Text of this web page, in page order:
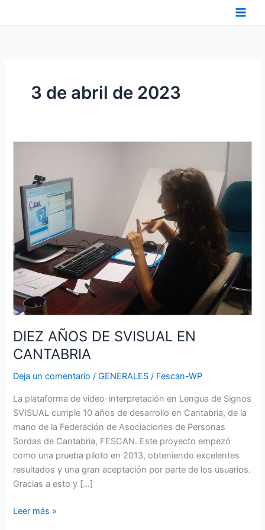
3 de abril de 2023
DIEZ AÑOS DE SVISUAL EN
CANTABRIA
Deja un comentario /GENERALES / Fescan-WP
La plataforma de video-interpretación en Lengua de Signos
SVISUAL cumple 10 años de desarrollo en Cantabria, de la
mano de la Federación de Asociaciones de Personas
Sordas de Cantabria, FESCAN. Este proyecto empezó
como una prueba piloto en 2013, obteniendo excelentes
resultados y una gran aceptación por parte de los usuarios.
Gracias a esto y […]
SVISUAL
EN
CANTABRIA
Leer más »